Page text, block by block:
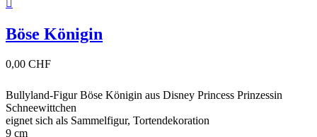

Böse Königin
0,00 CHF
Bullyland-Figur Böse Königin aus Disney Princess Prinzessin
Schneewittchen
eignet sich als Sammelfigur, Tortendekoration
9 cm